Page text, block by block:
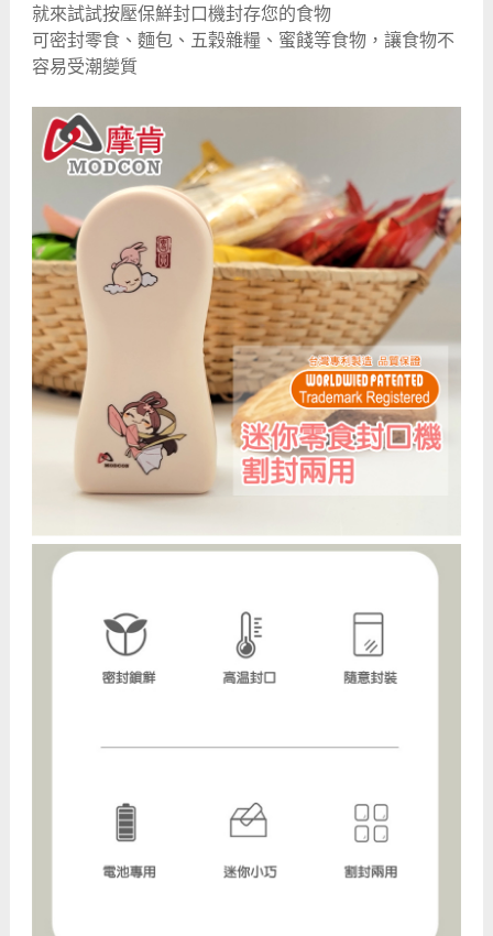
就來試試按壓保鮮封口機封存您的食物
可密封零食、麵包、五穀雜糧、蜜餞等食物，讓食物不
容易受潮變質